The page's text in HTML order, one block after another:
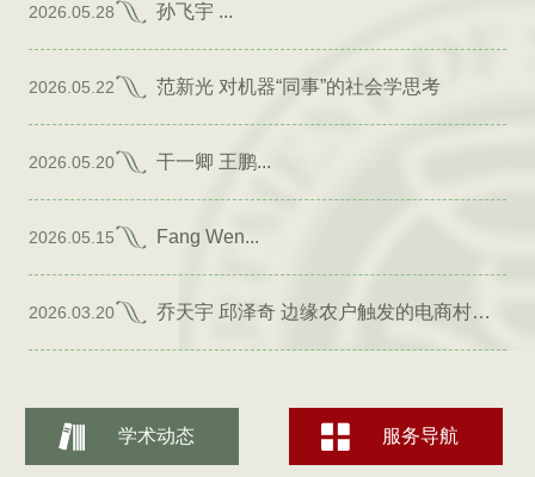
2026.05.28 孙飞宇 ...
2026.05.22 范新光 对机器“同事”的社会学思考
2026.05.20 干一卿 王鹏...
2026.05.15 Fang Wen...
2026.03.20 乔天宇 邱泽奇 边缘农户触发的电商村形成
学术动态 服务导航